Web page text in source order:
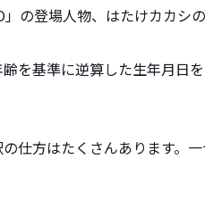
の登場人物、はたけカカシ
を基準に逆算した生年月日
仕方はたくさんあります。